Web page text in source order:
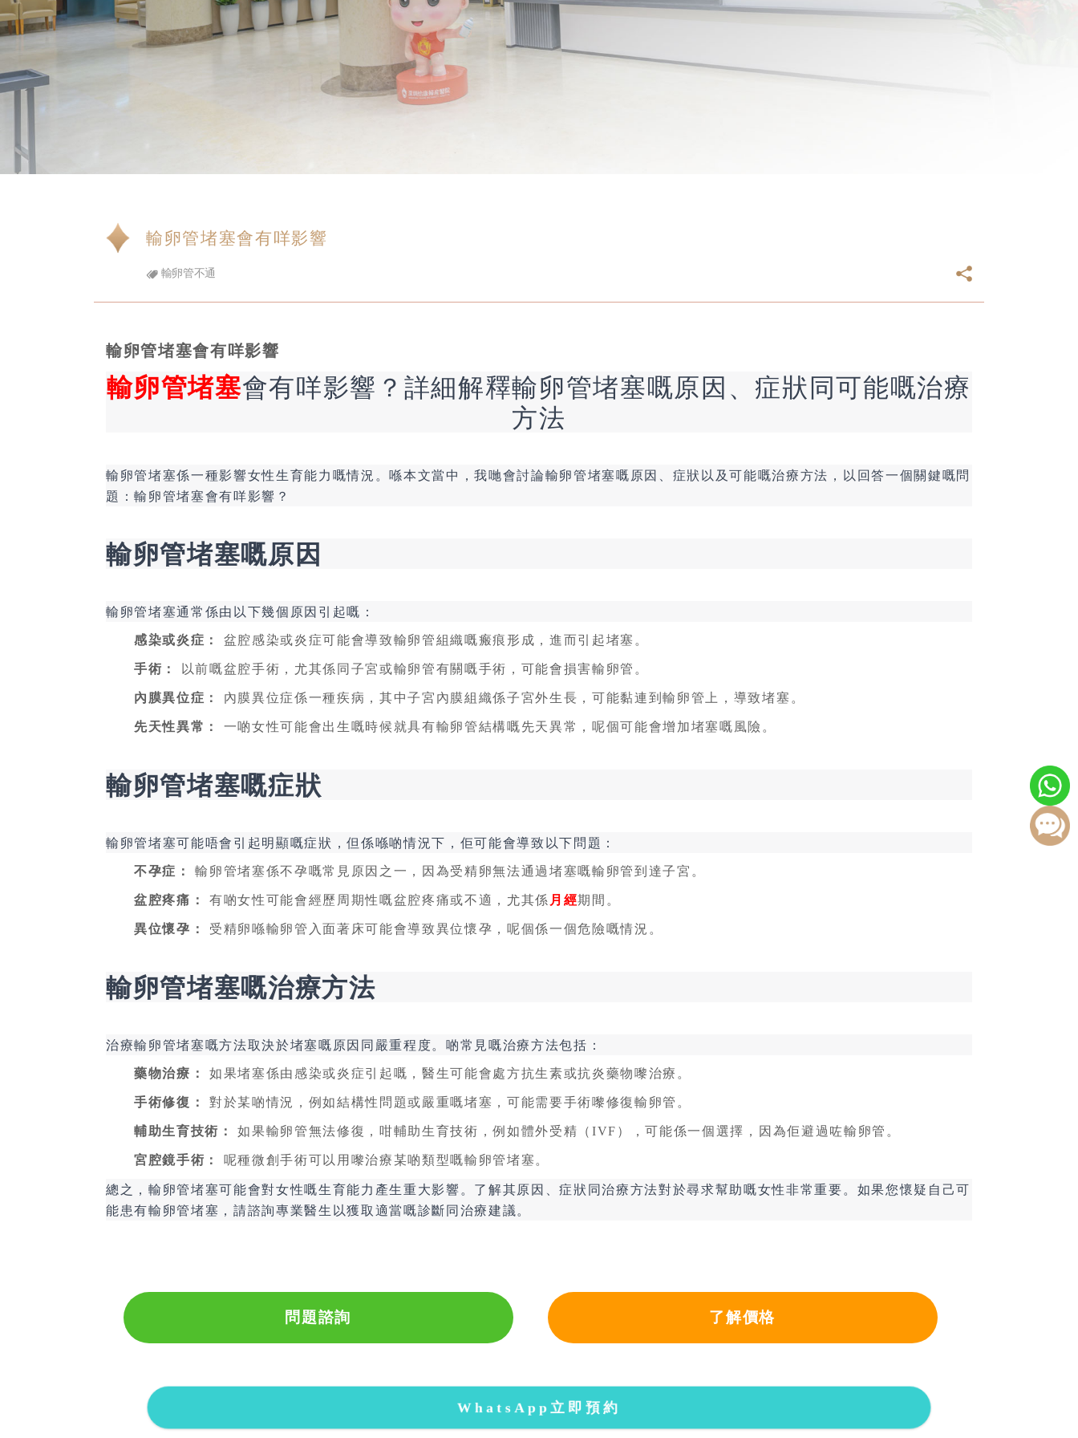
輸卵管堵塞會有咩影響
輸卵管不通
輸卵管堵塞會有咩影響
輸卵管堵塞會有咩影響？詳細解釋輸卵管堵塞嘅原因、症狀同可能嘅治療
方法
輸卵管堵塞係一種影響女性生育能力嘅情況。喺本文當中，我哋會討論輸卵管堵塞嘅原因、症狀以及可能嘅治療方法，以回答一個關鍵嘅問
題：輸卵管堵塞會有咩影響？
輸卵管堵塞嘅原因
輸卵管堵塞通常係由以下幾個原因引起嘅：
感染或炎症： 盆腔感染或炎症可能會導致輸卵管組織嘅瘢痕形成，進而引起堵塞。
手術： 以前嘅盆腔手術，尤其係同子宮或輸卵管有關嘅手術，可能會損害輸卵管。
內膜異位症： 內膜異位症係一種疾病，其中子宮內膜組織係子宮外生長，可能黏連到輸卵管上，導致堵塞。
先天性異常： 一啲女性可能會出生嘅時候就具有輸卵管結構嘅先天異常，呢個可能會增加堵塞嘅風險。
輸卵管堵塞嘅症狀
輸卵管堵塞可能唔會引起明顯嘅症狀，但係喺啲情況下，佢可能會導致以下問題：
不孕症： 輸卵管堵塞係不孕嘅常見原因之一，因為受精卵無法通過堵塞嘅輸卵管到達子宮。
盆腔疼痛： 有啲女性可能會經歷周期性嘅盆腔疼痛或不適，尤其係 月經期間。
異位懷孕： 受精卵喺輸卵管入面著床可能會導致異位懷孕，呢個係一個危險嘅情況。
輸卵管堵塞嘅治療方法
治療輸卵管堵塞嘅方法取決於堵塞嘅原因同嚴重程度。啲常見嘅治療方法包括：
藥物治療： 如果堵塞係由感染或炎症引起嘅，醫生可能會處方抗生素或抗炎藥物嚟治療。
手術修復： 對於某啲情況，例如結構性問題或嚴重嘅堵塞，可能需要手術嚟修復輸卵管。
輔助生育技術： 如果輸卵管無法修復，咁輔助生育技術，例如體外受精（IVF），可能係一個選擇，因為佢避過咗輸卵管。
宮腔鏡手術： 呢種微創手術可以用嚟治療某啲類型嘅輸卵管堵塞。
總之，輸卵管堵塞可能會對女性嘅生育能力產生重大影響。了解其原因、症狀同治療方法對於尋求幫助嘅女性非常重要。如果您懷疑自己可
能患有輸卵管堵塞，請諮詢專業醫生以獲取適當嘅診斷同治療建議。
問題諮詢 了解價格
WhatsApp立即預約